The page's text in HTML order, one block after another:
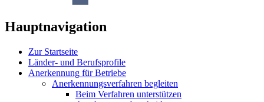
Hauptnavigation
Zur Startseite
Länder- und Berufsprofile
Anerkennung für Betriebe
Anerkennungsverfahren begleiten
Beim Verfahren unterstützen